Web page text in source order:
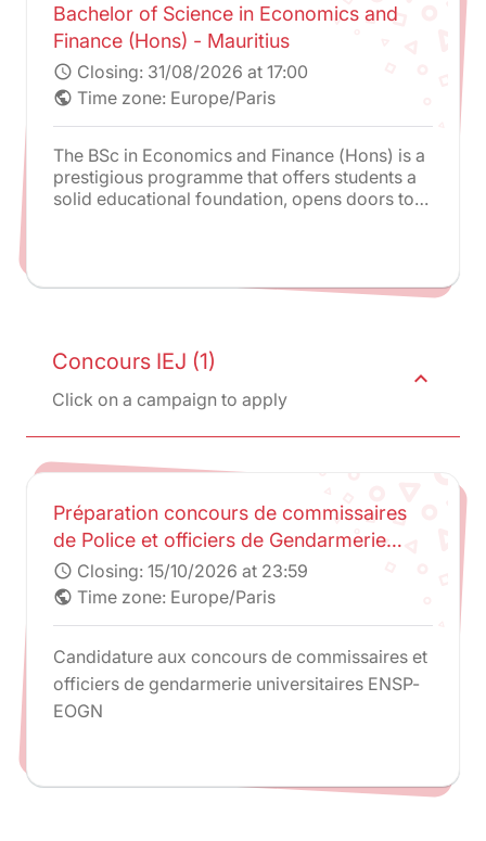
Bachelor of Science in Economics and
Finance (Hons) - Mauritius
schedule Closing: 31/08/2026 at 17:00
public Time zone: Europe/Paris
The BSc in Economics and Finance (Hons) is a
prestigious programme that offers students a
solid educational foundation, opens doors to
Panthéon-Assas University. It is an exceptional
finance.
Concours IEJ (1)
Click on a campaign to apply
expand_less
Préparation concours de commissaires
de Police et officiers de Gendarmerie
universitaires - ENSP-AMGN
schedule Closing: 15/10/2026 at 23:59
public Time zone: Europe/Paris
Candidature aux concours de commissaires et
officiers de gendarmerie universitaires ENSP-
EOGN